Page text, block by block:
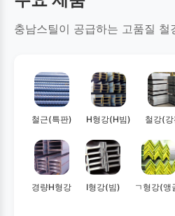
충남스틸이 공급하는 고품질 철
철근(특판) H형강(H빔) 철강(
경량H형강 I형강(빔) ㄱ형강(앵